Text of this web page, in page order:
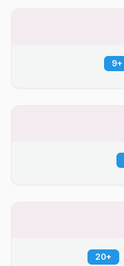
+
9
+
20